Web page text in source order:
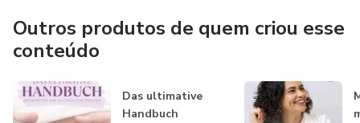
saúde e da beleza verdadeira.
Outros produtos de quem criou esse
conteúdo
Das ultimative
Handbuch